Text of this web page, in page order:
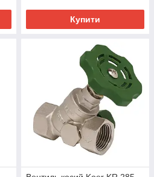
Купити